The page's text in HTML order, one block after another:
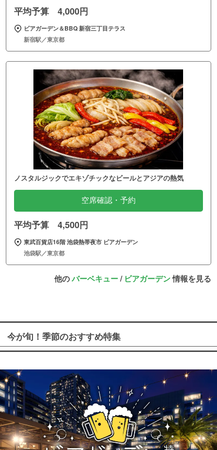
平均予算 4,000円
ビアガーデン＆BBQ 新宿三丁目テラス
新宿駅／東京都
ノスタルジックでエキゾチックなビールとアジアの熱気
空席確認・予約
平均予算 4,500円
東武百貨店16階 池袋熱帯夜市 ビアガーデン
池袋駅／東京都
他のバーベキュー/ ビアガーデン情報を見る
今が旬！季節のおすすめ特集